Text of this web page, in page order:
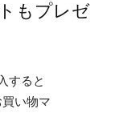
もプレゼ